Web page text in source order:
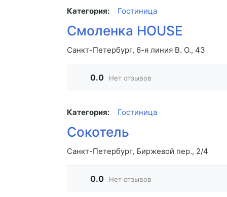
Категория: Гостиница
Смоленка HOUSE
Санкт-Петербург, 6-я линия В. О., 43
0.0 Нет отзывов
Категория: Гостиница
Сокотель
Санкт-Петербург, Биржевой пер., 2/4
0.0 Нет отзывов